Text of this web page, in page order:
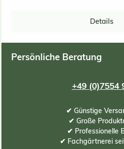
Details
Persönliche Beratung
+49 (0)7554
✔ Günstige
✔ Große
✔ Professionelle
✔ Fachgärtnerei